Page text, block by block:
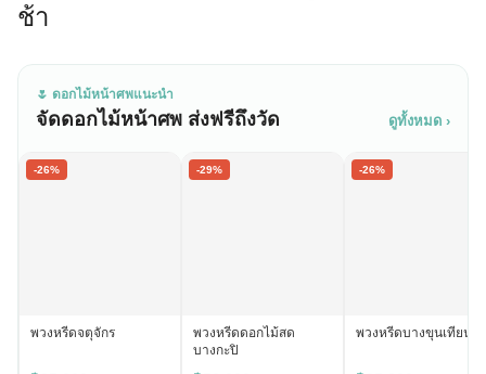
ช้า
🌷 ดอกไม้หน้าศพแนะนำ
จัดดอกไม้หน้าศพ ส่งฟรีถึงวัด ดูทั้งหมด ›
-26%
พวงหรีดจตุจักร
-29%
พวงหรีดดอกไม้สด
บางกะปิ
-26%
พวงหรีดบางขุนเทียน